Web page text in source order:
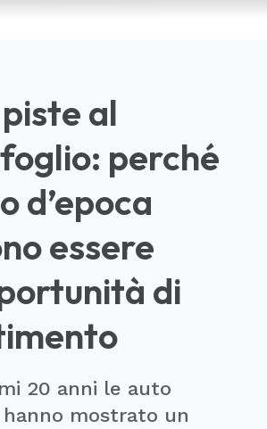
al
perché
d’epoca
essere
di
20 anni le auto
hanno mostrato un